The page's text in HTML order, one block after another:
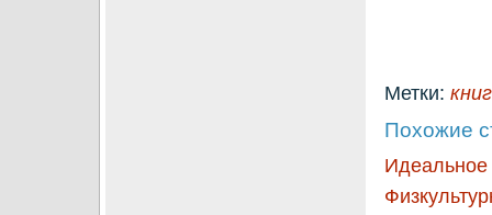
Метки:
Похожие
Идеальное